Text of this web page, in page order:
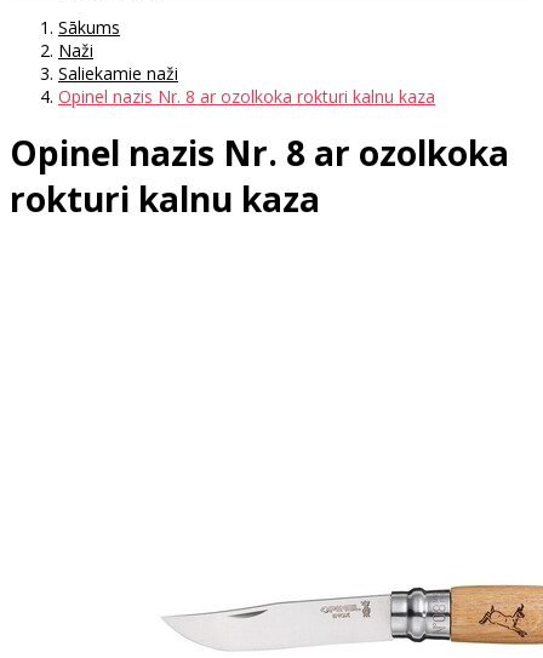
Sākums
Naži
Saliekamie naži
Opinel nazis Nr. 8 ar ozolkoka rokturi kalnu kaza
Opinel nazis Nr. 8 ar ozolkoka
rokturi kalnu kaza